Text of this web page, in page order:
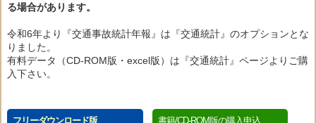
る場合があります。
令和6年より『交通事故統計年報』は『交通統計』のオプションとな
りました。
有料データ（CD-ROM版・excel版）は『交通統計』ページよりご購
入下さい。
フリーダウンロード版 書籍/CD-ROM版の購入申込